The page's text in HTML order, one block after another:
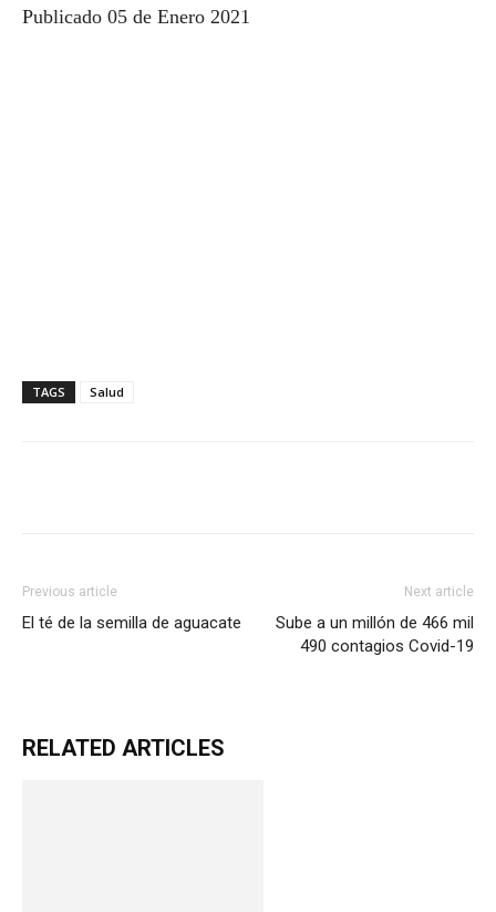
Publicado 05 de Enero 2021
TAGS Salud
Previous article
El té de la semilla de aguacate
Next article
Sube a un millón de 466 mil
490 contagios Covid-19
RELATED ARTICLES